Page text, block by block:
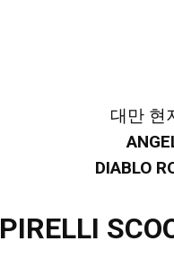
대만 현
DIABLO
PIRELLI